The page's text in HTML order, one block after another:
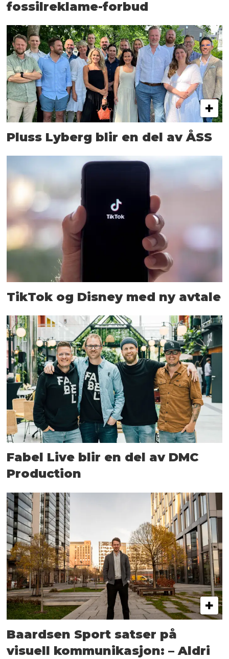
fossilreklame-forbud
Pluss Lyberg blir en del av ÅSS
TikTok og Disney med ny avtale
Fabel Live blir en del av DMC
Production
Baardsen Sport satser på
visuell kommunikasjon: – Aldri